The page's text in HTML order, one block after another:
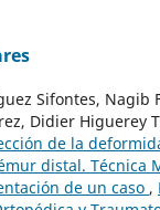
Sifontes, Nagib
Didier Higuerey
de la
distal. Técnica
de un caso ,